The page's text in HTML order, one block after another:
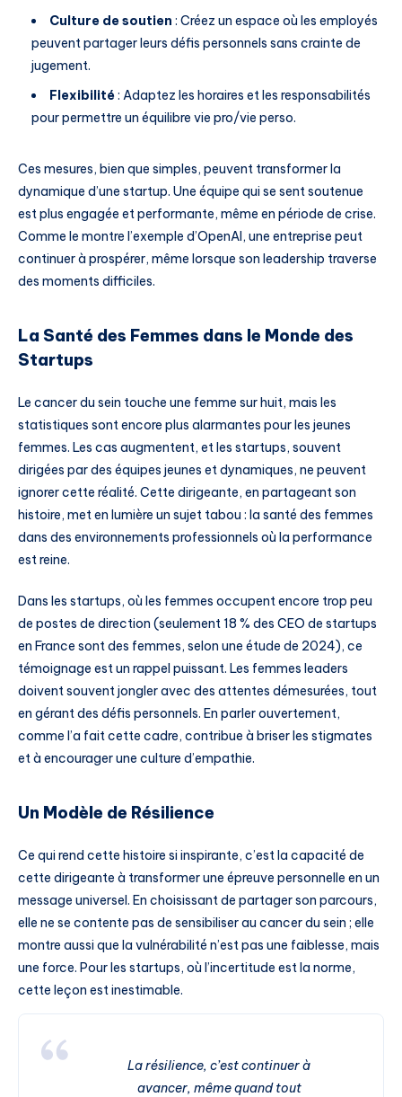
Culture de soutien : Créez un espace où les employés
peuvent partager leurs défis personnels sans crainte de
jugement.
Flexibilité: Adaptez les horaires et les responsabilités
pour permettre un équilibre vie pro/vie perso.
Ces mesures, bien que simples, peuvent transformer la
dynamique d’une startup. Une équipe qui se sent soutenue
est plus engagée et performante, même en période de crise.
Comme le montre l’exemple d’OpenAI, une entreprise peut
continuer à prospérer, même lorsque son leadership traverse
des moments difficiles.
La Santé des Femmes dans le Monde des
Startups
Le cancer du sein touche une femme sur huit, mais les
statistiques sont encore plus alarmantes pour les jeunes
femmes. Les cas augmentent, et les startups, souvent
dirigées par des équipes jeunes et dynamiques, ne peuvent
ignorer cette réalité. Cette dirigeante, en partageant son
histoire, met en lumière un sujet tabou : la santé des femmes
dans des environnements professionnels où la performance
est reine.
Dans les startups, où les femmes occupent encore trop peu
de postes de direction (seulement 18 % des CEO de startups
en France sont des femmes, selon une étude de 2024), ce
témoignage est un rappel puissant. Les femmes leaders
doivent souvent jongler avec des attentes démesurées, tout
en gérant des défis personnels. En parler ouvertement,
comme l’a fait cette cadre, contribue à briser les stigmates
et à encourager une culture d’empathie.
Un Modèle de Résilience
Ce qui rend cette histoire si inspirante, c’est la capacité de
cette dirigeante à transformer une épreuve personnelle en un
message universel. En choisissant de partager son parcours,
elle ne se contente pas de sensibiliser au cancer du sein ; elle
montre aussi que la vulnérabilité n’est pas une faiblesse, mais
une force. Pour les startups, où l’incertitude est la norme,
cette leçon est inestimable.
La résilience, c’est continuer à
avancer, même quand tout